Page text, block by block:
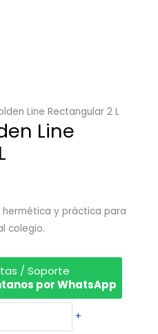
Line Rectangular 2 L
Line
hermética y práctica para
colegio.
/ Soporte
por WhatsApp
+